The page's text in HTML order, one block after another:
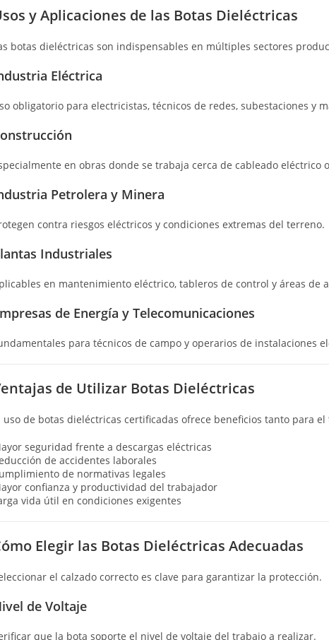
y Aplicaciones de las Botas Dieléctricas
botas dieléctricas son indispensables en múltiples sectores
Eléctrica
obligatorio para electricistas, técnicos de redes, subestaciones y
en obras donde se trabaja cerca de cableado eléctrico
Petrolera y Minera
contra riesgos eléctricos y condiciones extremas del terreno.
Industriales
en mantenimiento eléctrico, tableros de control y áreas de
de Energía y Telecomunicaciones
para técnicos de campo y operarios de instalaciones
de Utilizar Botas Dieléctricas
uso de botas dieléctricas certificadas ofrece beneficios tanto para
seguridad frente a descargas eléctricas
de accidentes laborales
de normativas legales
confianza y productividad del trabajador
vida útil en condiciones exigentes
Elegir las Botas Dieléctricas Adecuadas
el calzado correcto es clave para garantizar la protección.
de Voltaje
que la bota soporte el nivel de voltaje del trabajo a realizar.